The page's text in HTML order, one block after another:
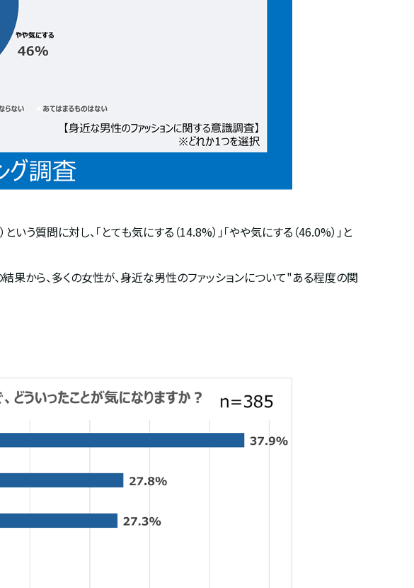
いう質問に対し、「とても気にする（14.8%）」「やや気にする（46.0%）」と
果から、多くの女性が、身近な男性のファッションについて"ある程度の関